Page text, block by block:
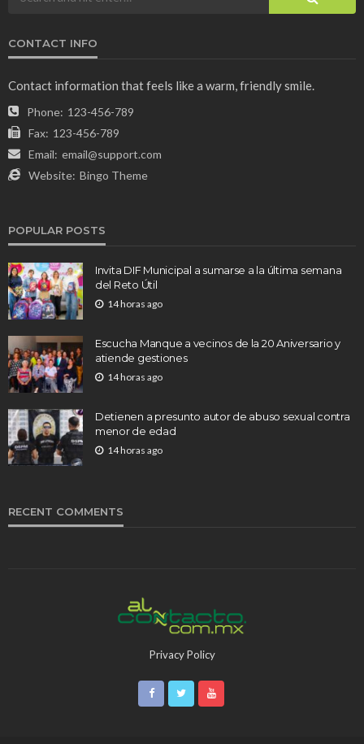
CONTACT INFO
Contact information that feels like a warm, friendly smile.
Phone: 123-456-789
Fax: 123-456-789
Email: email@support.com
Website: Bingo Theme
POPULAR POSTS
Invita DIF Municipal a sumarse a la última semana
del Reto Útil
14 horas ago
Escucha Manque a vecinos de la 20 Aniversario y
atiende gestiones
14 horas ago
Detienen a presunto autor de abuso sexual contra
menor de edad
14 horas ago
RECENT COMMENTS
Privacy Policy